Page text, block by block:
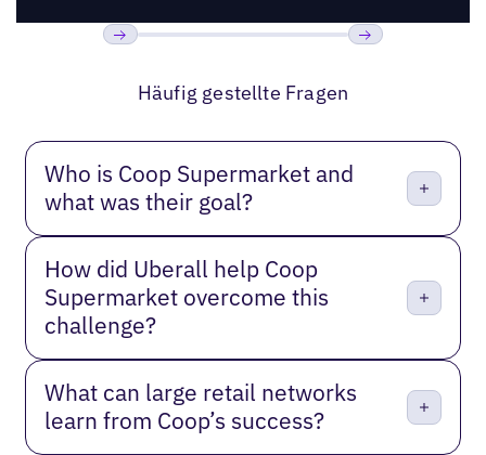
Häufig gestellte Fragen
Who is Coop Supermarket and
what was their goal?
How did Uberall help Coop
Supermarket overcome this
challenge?
What can large retail networks
learn from Coop’s success?